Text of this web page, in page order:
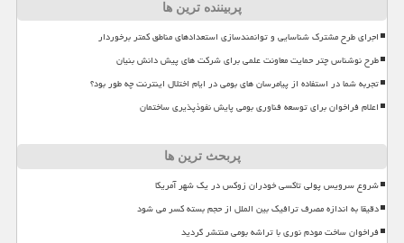
پربیننده ترین ها
اجرای طرح مشترک شناسایی و توانمندسازی استعدادهای مناطق کمتر برخوردار
طرح نوشناس چتر حمایت معاونت علمی برای شرکت های پیش دانش بنیان
تجربه شما در استفاده از پیامرسان های بومی در ایام اختلال اینترنت چه طور بود؟
اعلام فراخوان برای توسعه فناوری بومی پایش نفوذپذیری ساختمان
پربحث ترین ها
شروع سرویس پولی تاکسی خودران زوکس در یک شهر آمریکا
دقیقا به اندازه مصرف ترافیک بین الملل از حجم بسته کسر می شود
فراخوان ساخت مودم نوری با تراشه بومی منتشر گردید